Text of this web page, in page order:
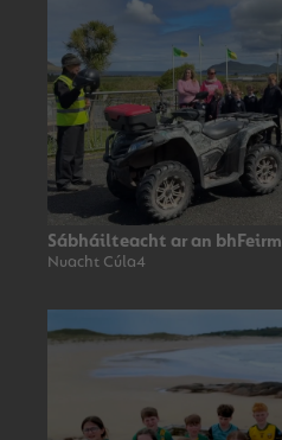
Sábháilteacht ar an bhFeirm
Nuacht Cúla4